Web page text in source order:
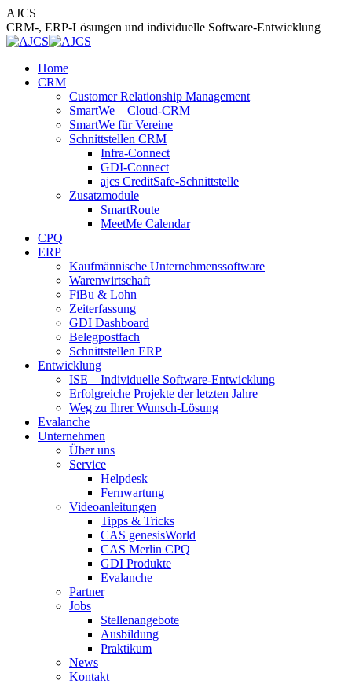
Zum
Inhalt
springen
AJCS
CRM-, ERP-Lösungen und individuelle Software-Entwicklung
Home
CRM
Customer Relationship Management
SmartWe – Cloud-CRM
SmartWe für Vereine
Schnittstellen CRM
Infra-Connect
GDI-Connect
ajcs CreditSafe-Schnittstelle
Zusatzmodule
SmartRoute
MeetMe Calendar
CPQ
ERP
Kaufmännische Unternehmenssoftware
Warenwirtschaft
FiBu & Lohn
Zeiterfassung
GDI Dashboard
Belegpostfach
Schnittstellen ERP
Entwicklung
ISE – Individuelle Software-Entwicklung
Erfolgreiche Projekte der letzten Jahre
Weg zu Ihrer Wunsch-Lösung
Evalanche
Unternehmen
Über uns
Service
Helpdesk
Fernwartung
Videoanleitungen
Tipps & Tricks
CAS genesisWorld
CAS Merlin CPQ
GDI Produkte
Evalanche
Partner
Jobs
Stellenangebote
Ausbildung
Praktikum
News
Kontakt